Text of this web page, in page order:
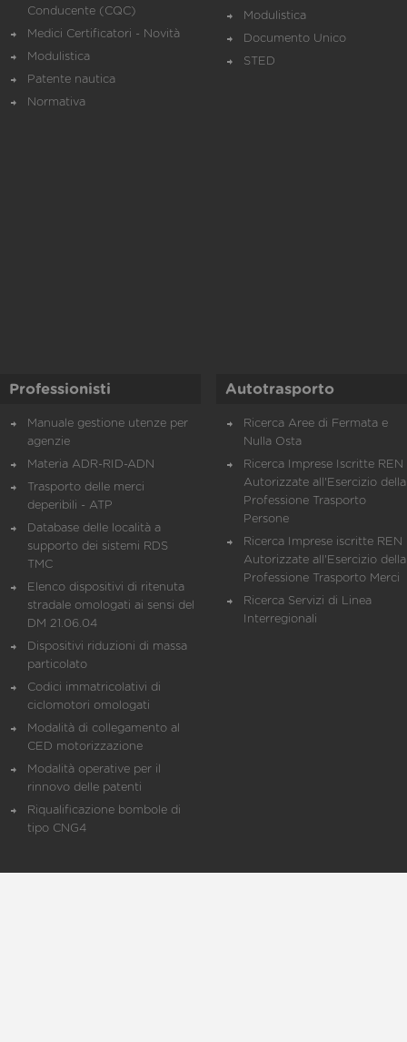
Conducente (CQC)
Medici Certificatori - Novità
Modulistica
Patente nautica
Normativa
Modulistica
Documento Unico
STED
Professionisti
Manuale gestione utenze per
agenzie
Materia ADR-RID-ADN
Trasporto delle merci
deperibili - ATP
Database delle località a
supporto dei sistemi RDS
TMC
Elenco dispositivi di ritenuta
stradale omologati ai sensi del
DM 21.06.04
Dispositivi riduzioni di massa
particolato
Codici immatricolativi di
ciclomotori omologati
Modalità di collegamento al
CED motorizzazione
Modalità operative per il
rinnovo delle patenti
Riqualificazione bombole di
tipo CNG4
Autotrasporto
Ricerca Aree di Fermata e
Nulla Osta
Ricerca Imprese Iscritte REN
Autorizzate all'Esercizio della
Professione Trasporto
Persone
Ricerca Imprese iscritte REN
Autorizzate all'Esercizio della
Professione Trasporto Merci
Ricerca Servizi di Linea
Interregionali